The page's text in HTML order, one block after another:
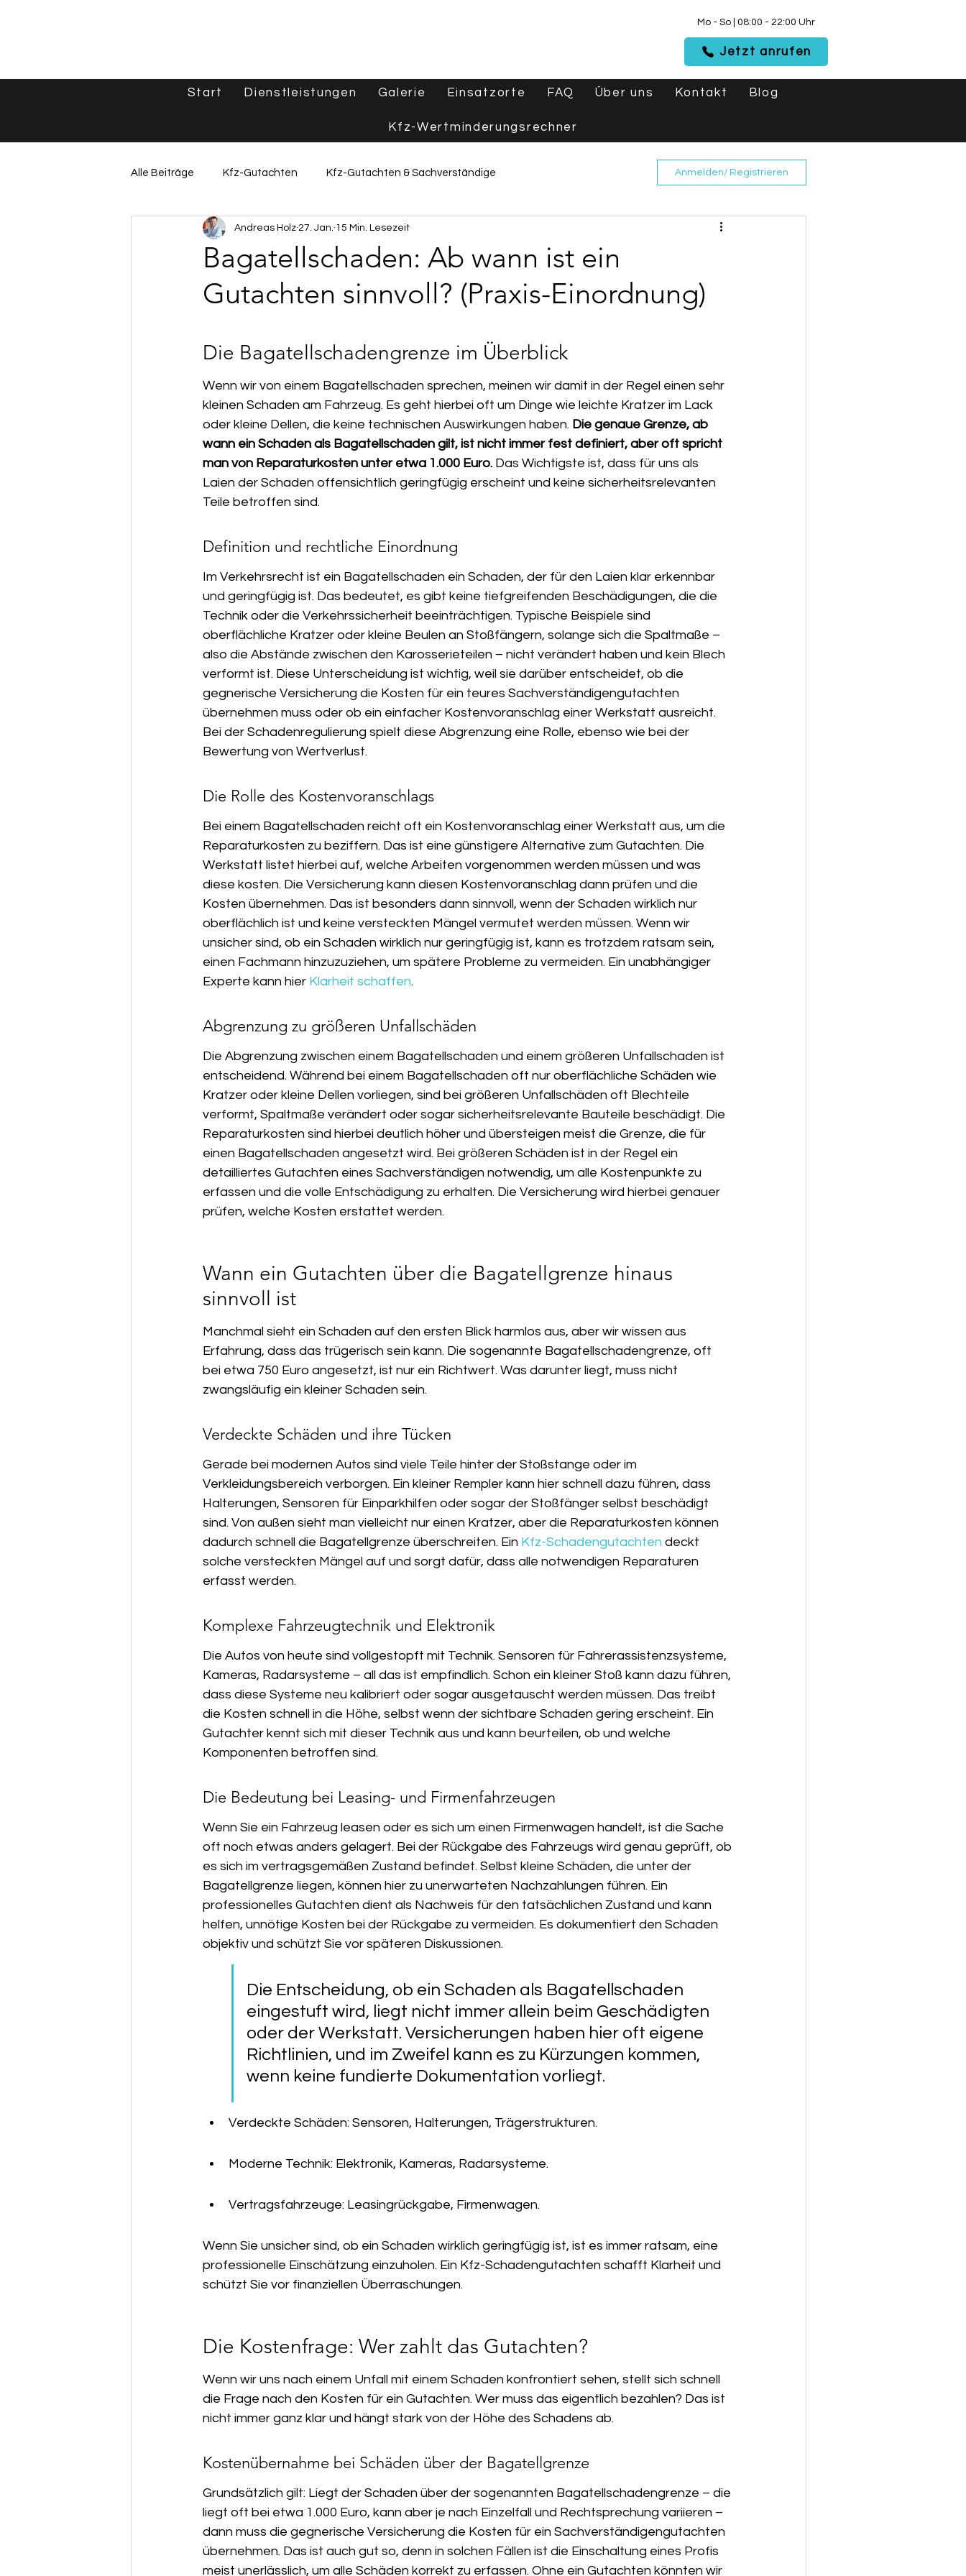
Mo - So | 08:00 - 22:00 Uhr
Jetzt anrufen
Start Dienstleistungen Galerie Einsatzorte FAQ Über uns Kontakt Blog
Kfz-Wertminderungsrechner
Alle Beiträge Kfz-Gutachten Kfz-Gutachten & Sachverständige
Unfallgutachten & Schadenshilfe Wertgutachten & Fahrzeugbewertung
Oldtimer & Spezialfahrzeuge Tipps & Ratgeber Aktuelles & Branchennews
Unser Service & Servicegebiet
Anmelden/ Registrieren
Bagatellschaden: Ab wann ist ein
Gutachten sinnvoll? (Praxis-Einordnung)
Andreas Holz 27. Jan. 15 Min. Lesezeit
Die Bagatellschadengrenze im Überblick
Wenn wir von einem Bagatellschaden sprechen, meinen wir damit in der Regel einen sehr
kleinen Schaden am Fahrzeug. Es geht hierbei oft um Dinge wie leichte Kratzer im Lack
oder kleine Dellen, die keine technischen Auswirkungen haben. Die genaue Grenze, ab
wann ein Schaden als Bagatellschaden gilt, ist nicht immer fest definiert, aber oft spricht
man von Reparaturkosten unter etwa 1.000 Euro. Das Wichtigste ist, dass für uns als
Laien der Schaden offensichtlich geringfügig erscheint und keine sicherheitsrelevanten
Teile betroffen sind.
Definition und rechtliche Einordnung
Im Verkehrsrecht ist ein Bagatellschaden ein Schaden, der für den Laien klar erkennbar
und geringfügig ist. Das bedeutet, es gibt keine tiefgreifenden Beschädigungen, die die
Technik oder die Verkehrssicherheit beeinträchtigen. Typische Beispiele sind
oberflächliche Kratzer oder kleine Beulen an Stoßfängern, solange sich die Spaltmaße –
also die Abstände zwischen den Karosserieteilen – nicht verändert haben und kein Blech
verformt ist. Diese Unterscheidung ist wichtig, weil sie darüber entscheidet, ob die
gegnerische Versicherung die Kosten für ein teures Sachverständigengutachten
übernehmen muss oder ob ein einfacher Kostenvoranschlag einer Werkstatt ausreicht.
Bei der Schadenregulierung spielt diese Abgrenzung eine Rolle, ebenso wie bei der
Bewertung von Wertverlust.
Die Rolle des Kostenvoranschlags
Bei einem Bagatellschaden reicht oft ein Kostenvoranschlag einer Werkstatt aus, um die
Reparaturkosten zu beziffern. Das ist eine günstigere Alternative zum Gutachten. Die
Werkstatt listet hierbei auf, welche Arbeiten vorgenommen werden müssen und was
diese kosten. Die Versicherung kann diesen Kostenvoranschlag dann prüfen und die
Kosten übernehmen. Das ist besonders dann sinnvoll, wenn der Schaden wirklich nur
oberflächlich ist und keine versteckten Mängel vermutet werden müssen. Wenn wir
unsicher sind, ob ein Schaden wirklich nur geringfügig ist, kann es trotzdem ratsam sein,
einen Fachmann hinzuzuziehen, um spätere Probleme zu vermeiden. Ein unabhängiger
Experte kann hier Klarheit schaffen.
Abgrenzung zu größeren Unfallschäden
Die Abgrenzung zwischen einem Bagatellschaden und einem größeren Unfallschaden ist
entscheidend. Während bei einem Bagatellschaden oft nur oberflächliche Schäden wie
Kratzer oder kleine Dellen vorliegen, sind bei größeren Unfallschäden oft Blechteile
verformt, Spaltmaße verändert oder sogar sicherheitsrelevante Bauteile beschädigt. Die
Reparaturkosten sind hierbei deutlich höher und übersteigen meist die Grenze, die für
einen Bagatellschaden angesetzt wird. Bei größeren Schäden ist in der Regel ein
detailliertes Gutachten eines Sachverständigen notwendig, um alle Kostenpunkte zu
erfassen und die volle Entschädigung zu erhalten. Die Versicherung wird hierbei genauer
prüfen, welche Kosten erstattet werden.
Wann ein Gutachten über die Bagatellgrenze hinaus
sinnvoll ist
Manchmal sieht ein Schaden auf den ersten Blick harmlos aus, aber wir wissen aus
Erfahrung, dass das trügerisch sein kann. Die sogenannte Bagatellschadengrenze, oft
bei etwa 750 Euro angesetzt, ist nur ein Richtwert. Was darunter liegt, muss nicht
zwangsläufig ein kleiner Schaden sein.
Verdeckte Schäden und ihre Tücken
Gerade bei modernen Autos sind viele Teile hinter der Stoßstange oder im
Verkleidungsbereich verborgen. Ein kleiner Rempler kann hier schnell dazu führen, dass
Halterungen, Sensoren für Einparkhilfen oder sogar der Stoßfänger selbst beschädigt
sind. Von außen sieht man vielleicht nur einen Kratzer, aber die Reparaturkosten können
dadurch schnell die Bagatellgrenze überschreiten. Ein Kfz-Schadengutachten deckt
solche versteckten Mängel auf und sorgt dafür, dass alle notwendigen Reparaturen
erfasst werden.
Komplexe Fahrzeugtechnik und Elektronik
Die Autos von heute sind vollgestopft mit Technik. Sensoren für Fahrerassistenzsysteme,
Kameras, Radarsysteme – all das ist empfindlich. Schon ein kleiner Stoß kann dazu führen,
dass diese Systeme neu kalibriert oder sogar ausgetauscht werden müssen. Das treibt
die Kosten schnell in die Höhe, selbst wenn der sichtbare Schaden gering erscheint. Ein
Gutachter kennt sich mit dieser Technik aus und kann beurteilen, ob und welche
Komponenten betroffen sind.
Die Bedeutung bei Leasing- und Firmenfahrzeugen
Wenn Sie ein Fahrzeug leasen oder es sich um einen Firmenwagen handelt, ist die Sache
oft noch etwas anders gelagert. Bei der Rückgabe des Fahrzeugs wird genau geprüft, ob
es sich im vertragsgemäßen Zustand befindet. Selbst kleine Schäden, die unter der
Bagatellgrenze liegen, können hier zu unerwarteten Nachzahlungen führen. Ein
professionelles Gutachten dient als Nachweis für den tatsächlichen Zustand und kann
helfen, unnötige Kosten bei der Rückgabe zu vermeiden. Es dokumentiert den Schaden
objektiv und schützt Sie vor späteren Diskussionen.
Die Entscheidung, ob ein Schaden als Bagatellschaden
eingestuft wird, liegt nicht immer allein beim Geschädigten
oder der Werkstatt. Versicherungen haben hier oft eigene
Richtlinien, und im Zweifel kann es zu Kürzungen kommen,
wenn keine fundierte Dokumentation vorliegt.
Verdeckte Schäden: Sensoren, Halterungen, Trägerstrukturen.
Moderne Technik: Elektronik, Kameras, Radarsysteme.
Vertragsfahrzeuge: Leasingrückgabe, Firmenwagen.
Wenn Sie unsicher sind, ob ein Schaden wirklich geringfügig ist, ist es immer ratsam, eine
professionelle Einschätzung einzuholen. Ein Kfz-Schadengutachten schafft Klarheit und
schützt Sie vor finanziellen Überraschungen.
Die Kostenfrage: Wer zahlt das Gutachten?
Wenn wir uns nach einem Unfall mit einem Schaden konfrontiert sehen, stellt sich schnell
die Frage nach den Kosten für ein Gutachten. Wer muss das eigentlich bezahlen? Das ist
nicht immer ganz klar und hängt stark von der Höhe des Schadens ab.
Kostenübernahme bei Schäden über der Bagatellgrenze
Grundsätzlich gilt: Liegt der Schaden über der sogenannten Bagatellschadengrenze – die
liegt oft bei etwa 1.000 Euro, kann aber je nach Einzelfall und Rechtsprechung variieren –
dann muss die gegnerische Versicherung die Kosten für ein Sachverständigengutachten
übernehmen. Das ist auch gut so, denn in solchen Fällen ist die Einschaltung eines Profis
meist unerlässlich, um alle Schäden korrekt zu erfassen. Ohne ein Gutachten könnten wir